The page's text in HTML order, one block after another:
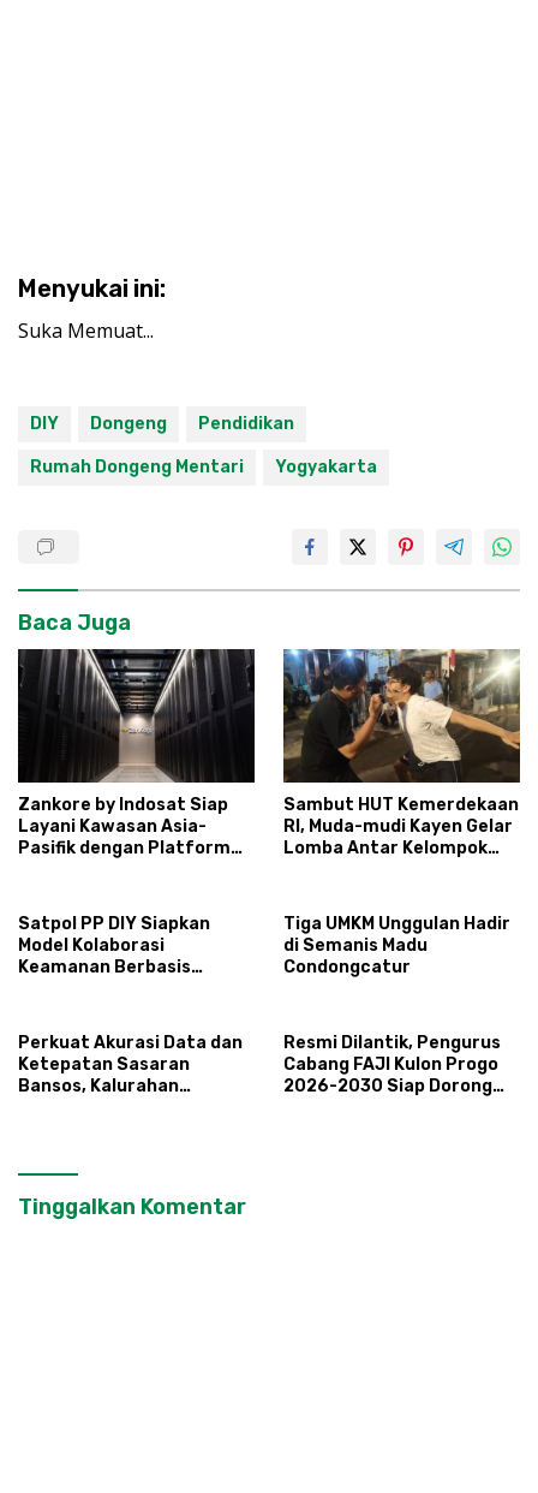
Menyukai ini:
Suka Memuat...
DIY Dongeng Pendidikan
Rumah Dongeng Mentari Yogyakarta
Baca Juga
Zankore by Indosat Siap
Layani Kawasan Asia-
Pasifik dengan Platform
Sambut HUT Kemerdekaan
RI, Muda-mudi Kayen Gelar
Lomba Antar Kelompok
Satpol PP DIY Siapkan
Model Kolaborasi
Keamanan Berbasis
Tiga UMKM Unggulan Hadir
di Semanis Madu
Condongcatur
Perkuat Akurasi Data dan
Ketepatan Sasaran
Bansos, Kalurahan
Resmi Dilantik, Pengurus
Cabang FAJI Kulon Progo
2026-2030 Siap Dorong
Tinggalkan Komentar